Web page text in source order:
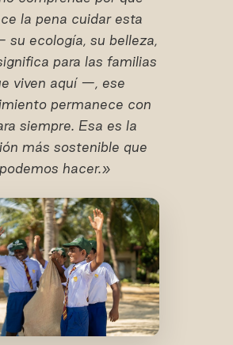
la pena cuidar esta
su ecología, su belleza,
para las familias
viven aquí —, ese
permanece con
siempre. Esa es la
más sostenible que
podemos hacer.»